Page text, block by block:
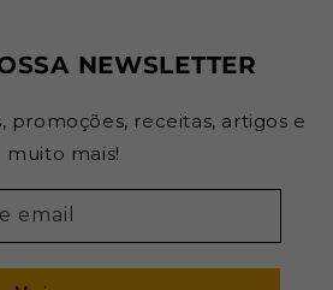
NEWSLETTER
promoções, receitas, artigos e
muito mais!
email